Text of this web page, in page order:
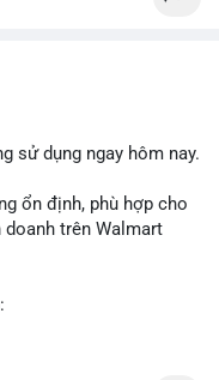
sử dụng ngay hôm nay.
ổn định, phù hợp cho
trên Walmart